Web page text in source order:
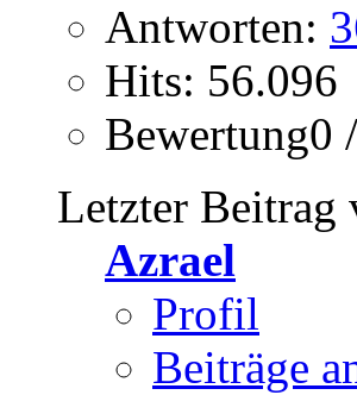
Antworten:
Hits: 56.096
Bewertung0
Letzter Beitrag
Azrael
Profil
Beiträge